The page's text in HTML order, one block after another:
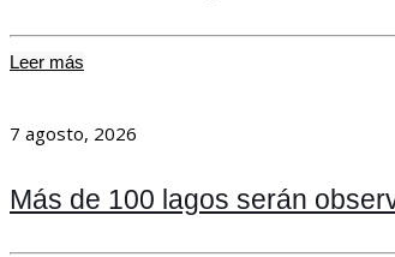
Leer más
7 agosto, 2026
Más de 100 lagos serán